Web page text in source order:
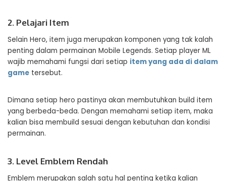
2. Pelajari Item
Selain Hero, item juga merupakan komponen yang tak kalah
penting dalam permainan Mobile Legends. Setiap player ML
wajib memahami fungsi dari setiap item yang ada di dalam
game tersebut.
Dimana setiap hero pastinya akan membutuhkan build item
yang berbeda-beda. Dengan memahami setiap item, maka
kalian bisa membuild sesuai dengan kebutuhan dan kondisi
permainan.
3. Level Emblem Rendah
Emblem merupakan salah satu hal penting ketika kalian